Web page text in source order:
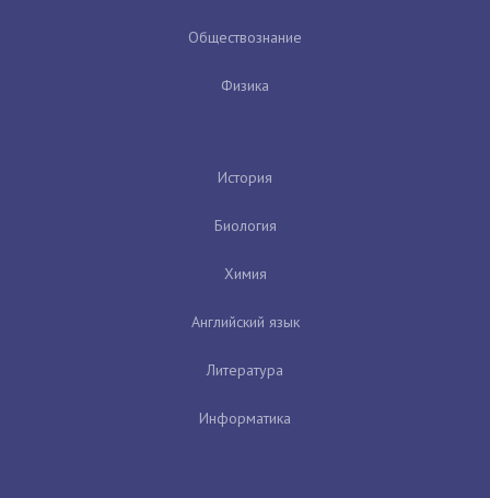
Обществознание
Физика
История
Биология
Химия
Английский язык
Литература
Информатика